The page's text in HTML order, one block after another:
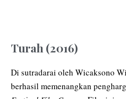
Turah (2016)
Di sutradarai oleh Wicaksono
berhasil memenangkan